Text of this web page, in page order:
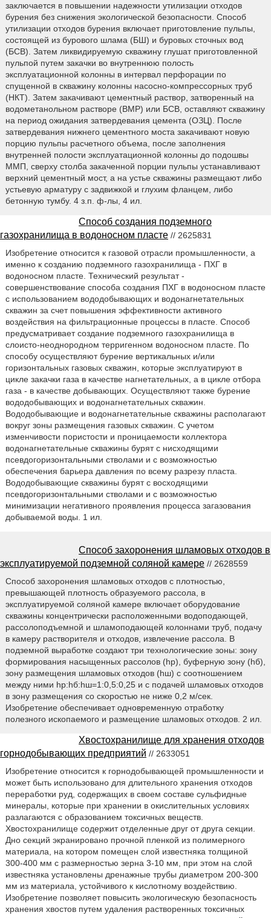
заключается в повышении надежности утилизации отходов
бурения без снижения экологической безопасности. Способ
утилизации отходов бурения включает приготовление пульпы,
состоящей из бурового шлама (БШ) и буровых сточных вод
(БСВ). Затем ликвидируемую скважину глушат приготовленной
пульпой путем закачки во внутреннюю полость
эксплуатационной колонны в интервал перфорации по
спущенной в скважину колонны насосно-компрессорных труб
(НКТ). Затем закачивают цементный раствор, затворенный на
водометанольном растворе (BMP) или БСВ, оставляют скважину
на период ожидания затвердевания цемента (ОЗЦ). После
затвердевания нижнего цементного моста закачивают новую
порцию пульпы расчетного объема, после заполнения
внутренней полости эксплуатационной колонны до подошвы
ММП, сверху столба закаченной порции пульпы устанавливают
верхний цементный мост, а на устье скважины размещают либо
устьевую арматуру с задвижкой и глухим фланцем, либо
бетонную тумбу. 4 з.п. ф-лы, 4 ил.
Способ создания подземного
газохранилища в водоносном пласте // 2625831
Изобретение относится к газовой отрасли промышленности, а
именно к созданию подземного газохранилища - ПХГ в
водоносном пласте. Технический результат -
совершенствование способа создания ПХГ в водоносном пласте
с использованием вододобывающих и водонагнетательных
скважин за счет повышения эффективности активного
воздействия на фильтрационные процессы в пласте. Способ
предусматривает создание подземного газохранилища в
слоисто-неоднородном терригенном водоносном пласте. По
способу осуществляют бурение вертикальных и/или
горизонтальных газовых скважин, которые эксплуатируют в
цикле закачки газа в качестве нагнетательных, а в цикле отбора
газа - в качестве добывающих. Осуществляют также бурение
вододобывающих и водонагнетательных скважин.
Вододобывающие и водонагнетательные скважины располагают
вокруг зоны размещения газовых скважин. С учетом
изменчивости пористости и проницаемости коллектора
водонагнетательные скважины бурят с нисходящими
псевдогоризонтальными стволами и с возможностью
обеспечения барьера давления по всему разрезу пласта.
Вододобывающие скважины бурят с восходящими
псевдогоризонтальными стволами и с возможностью
минимизации негативного проявления процесса загазования
добываемой воды. 1 ил.
Способ захоронения шламовых отходов в
эксплуатируемой подземной соляной камере // 2628559
Способ захоронения шламовых отходов с плотностью,
превышающей плотность образуемого рассола, в
эксплуатируемой соляной камере включает оборудование
скважины концентрически расположенными водоподающей,
рассолоподъемной и шламоподающей колоннами труб, подачу
в камеру растворителя и отходов, извлечение рассола. В
подземной выработке создают три технологические зоны: зону
формирования насыщенных рассолов (hp), буферную зону (hб),
зону размещения шламовых отходов (hш) с соотношением
между ними hp:hб:hш=1:0,5:0,25 и с подачей шламовых отходов
в зону размещения со скоростью не ниже 0,2 м/сек.
Изобретение обеспечивает одновременную отработку
полезного ископаемого и размещение шламовых отходов. 2 ил.
Хвостохранилище для хранения отходов
горнодобывающих предприятий // 2633051
Изобретение относится к горнодобывающей промышленности и
может быть использовано для длительного хранения отходов
переработки руд, содержащих в своем составе сульфидные
минералы, которые при хранении в окислительных условиях
разлагаются с образованием токсичных веществ.
Хвостохранилище содержит отделенные друг от друга секции.
Дно секций экранировано прочной пленкой из полимерного
материала, на котором помещен слой известняка толщиной
300-400 мм с размерностью зерна 3-10 мм, при этом на слой
известняка установлены дренажные трубы диаметром 200-300
мм из материала, устойчивого к кислотному воздействию.
Изобретение позволяет повысить экологическую безопасность
хранения хвостов путем удаления растворенных токсичных